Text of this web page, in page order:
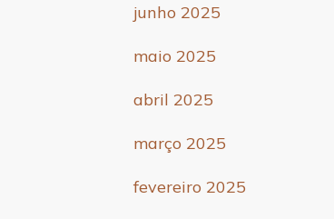
junho 2025
maio 2025
abril 2025
março 2025
fevereiro 2025